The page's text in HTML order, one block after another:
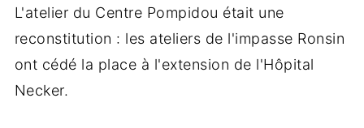
L'atelier du Centre Pompidou était une
reconstitution : les ateliers de l'impasse Ronsin
ont cédé la place à l'extension de l'Hôpital
Necker.